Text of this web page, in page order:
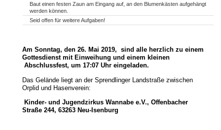
Baut einen festen Zaun am Eingang auf, an den Blumenkästen aufgehängt
werden können.
Seid offen für weitere Aufgaben!
Am Sonntag, den 26. Mai 2019, sind alle herzlich zu einem
Gottesdienst mit Einweihung und einem kleinen
Abschlussfest, um 17:07 Uhr eingeladen.
Das Gelände liegt an der Sprendlinger Landstraße zwischen
Orplid und Hasenverein:
Kinder- und Jugendzirkus Wannabe e.V., Offenbacher
Straße 244, 63263 Neu-Isenburg